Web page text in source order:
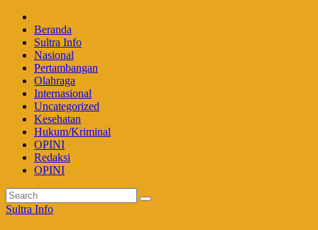
Beranda
Sultra Info
Nasional
Pertambangan
Olahraga
Internasional
Uncategorized
Kesehatan
Hukum/Kriminal
OPINI
Redaksi
OPINI
Sultra Info